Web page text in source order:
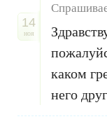
14
ноя
каком
него